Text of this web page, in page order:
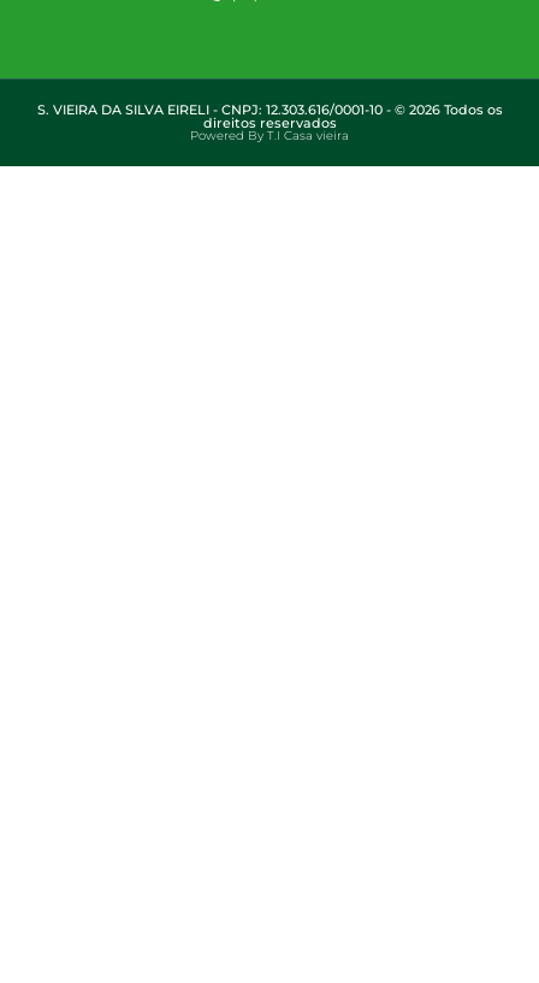
S. VIEIRA DA SILVA EIRELI - CNPJ: 12.303.616/0001-10 - © 2026 Todos os
direitos reservados
Powered By T.I Casa vieira